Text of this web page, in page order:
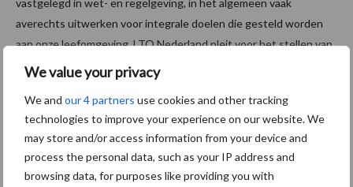
We value your privacy
We and our 4 partners use cookies and other tracking
technologies to improve your experience on our website. We
may store and/or access information from your device and
process the personal data, such as your IP address and
browsing data, for purposes like providing you with
averechts uitwerken voor integrale doelen die gesteld worden
aan onze leefomgeving. LTO Nederland pleit voor het stellen van
doelen, in plaats van het voorschrijven van middelen. Geef ons
tuinder zélf kan bepalen hoe hij of zij de gestelde doelen het
beste kan bereiken. Geef ons dus de ruimte voor succesvol
bodembeheer.
Bron:LTO Nederland